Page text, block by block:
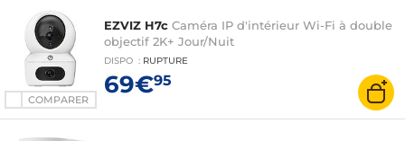
COMPARER
EZVIZ H7c Caméra IP d'intérieur Wi-Fi à double
objectif 2K+ Jour/Nuit
DISPO : RUPTURE
69€95